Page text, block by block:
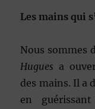
Les mains qui
Nous sommes
Hugues a
des mains. Il a
en